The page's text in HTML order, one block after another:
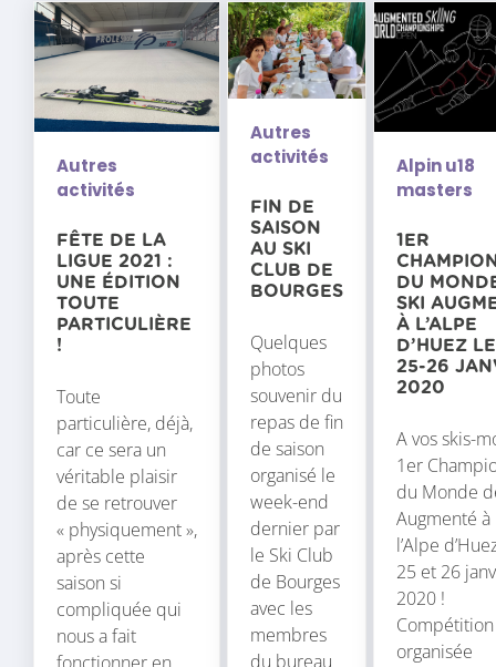
Autres
activités
FÊTE DE LA
LIGUE 2021 :
UNE ÉDITION
TOUTE
PARTICULIÈRE
!
Toute
particulière, déjà,
car ce sera un
véritable plaisir
de se retrouver
« physiquement »,
après cette
saison si
compliquée qui
nous a fait
Autres
activités
FIN DE
SAISON
AU SKI
CLUB DE
BOURGES
Quelques
photos
souvenir du
repas de fin
de saison
organisé le
week-end
dernier par
le Ski Club
de Bourges
avec les
membres
du bureau
Alpin u18
masters
1ER
DU
SKI
À L’ALPE
D’HUEZ
25-26
2020
A vos skis-
1er
du Monde
Augmenté à
l’Alpe
25 et 26
2020 !
Compétition
organisée